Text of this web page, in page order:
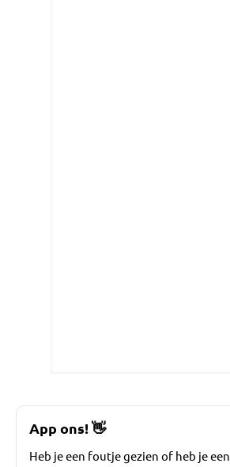
App ons!👋
Heb je een foutje gezien of heb je een